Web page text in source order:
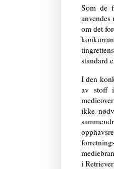
Som de
anvendes
om det
standard
I den
av stoff i
ikke
i